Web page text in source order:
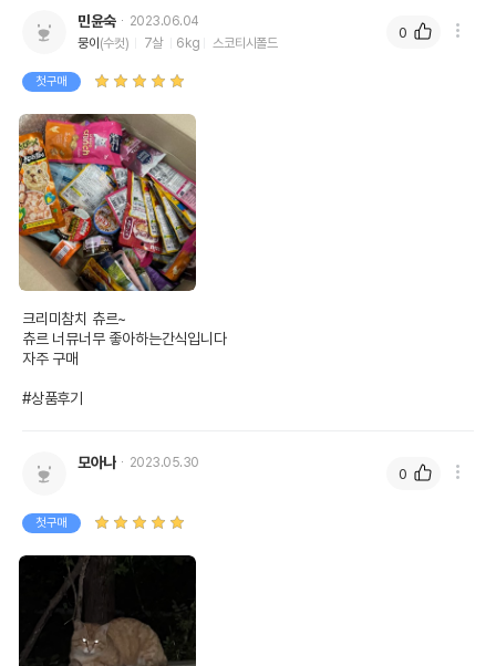
민윤숙
2023.06.04
뭉이 (수컷) 7살 6kg 스코티시폴드
첫구매
크리미참치 츄르~
츄르 너뮤너무 좋아하는간식입니다
자주 구매
#상품후기
0
모아나 2023.05.30
첫구매
0